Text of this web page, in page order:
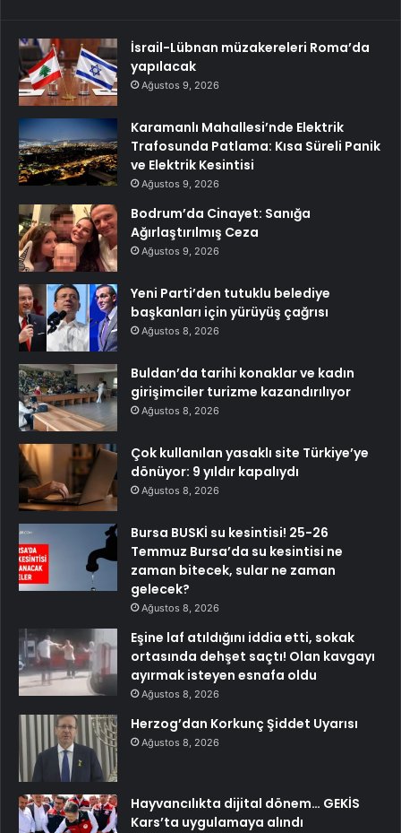
İsrail-Lübnan müzakereleri Roma’da
yapılacak
Ağustos 9, 2026
Karamanlı Mahallesi’nde Elektrik
Trafosunda Patlama: Kısa Süreli Panik
ve Elektrik Kesintisi
Ağustos 9, 2026
Bodrum’da Cinayet: Sanığa
Ağırlaştırılmış Ceza
Ağustos 9, 2026
Yeni Parti’den tutuklu belediye
başkanları için yürüyüş çağrısı
Ağustos 8, 2026
Buldan’da tarihi konaklar ve kadın
girişimciler turizme kazandırılıyor
Ağustos 8, 2026
Çok kullanılan yasaklı site Türkiye’ye
dönüyor: 9 yıldır kapalıydı
Ağustos 8, 2026
Bursa BUSKİ su kesintisi! 25-26
Temmuz Bursa’da su kesintisi ne
zaman bitecek, sular ne zaman
gelecek?
Ağustos 8, 2026
Eşine laf atıldığını iddia etti, sokak
ortasında dehşet saçtı! Olan kavgayı
ayırmak isteyen esnafa oldu
Ağustos 8, 2026
Herzog’dan Korkunç Şiddet Uyarısı
Ağustos 8, 2026
Hayvancılıkta dijital dönem… GEKİS
Kars’ta uygulamaya alındı